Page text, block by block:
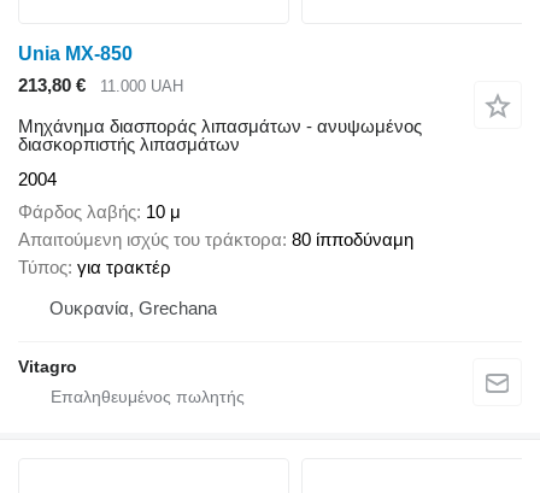
Unia MX-850
213,80 €
11.000 UAH
Μηχάνημα διασποράς λιπασμάτων - ανυψωμένος
διασκορπιστής λιπασμάτων
2004
Φάρδος λαβής 10 μ
Απαιτούμενη ισχύς του τράκτορα 80 ίπποδύναμη
Τύπος για τρακτέρ
Ουκρανία, Grechana
Vitagro